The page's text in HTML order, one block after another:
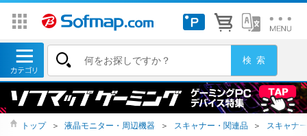
トップ ＞ 液晶モニター・周辺機器 ＞ スキャナー・関連品 ＞ スキャナー